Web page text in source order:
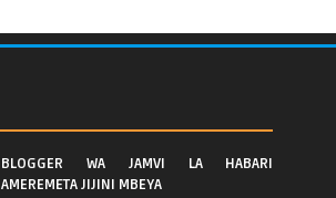
BLOGGER WA JAMVI LA HABARI
AMEREMETA JIJINI MBEYA